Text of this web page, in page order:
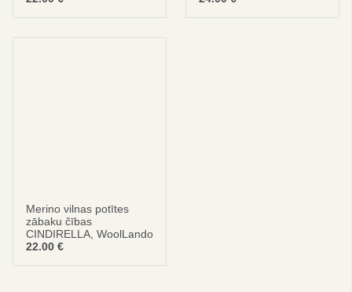
Merino vilnas potītes
zābaku čības
CINDIRELLA, WoolLando
22.00 €